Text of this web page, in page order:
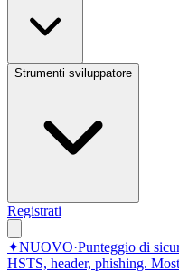
Strumenti sviluppatore
Registrati
✦NUOVO·Punteggio di
HSTS, header, phishing.